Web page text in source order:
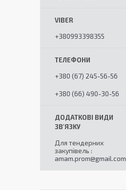
+380993398355
+380 (67) 245-56-56
+380 (66) 490-30-56
Для тендерних
закупівель
amam.prom@gmail.com